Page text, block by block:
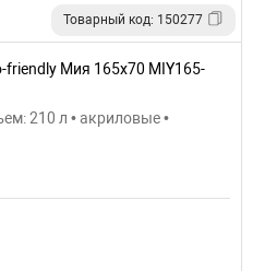
Товарный код: 150277
friendly Мия 165x70 MIY165-
210 л • акриловые •